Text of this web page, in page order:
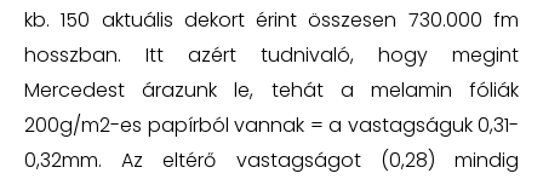
kb. 150 aktuális dekort érint összesen 730.000 fm
hosszban. Itt azért tudnivaló, hogy megint
Mercedest árazunk le, tehát a melamin fóliák
200g/m2-es papírból vannak = a vastagságuk 0,31-
0,32mm. Az eltérő vastagságot (0,28) mindig